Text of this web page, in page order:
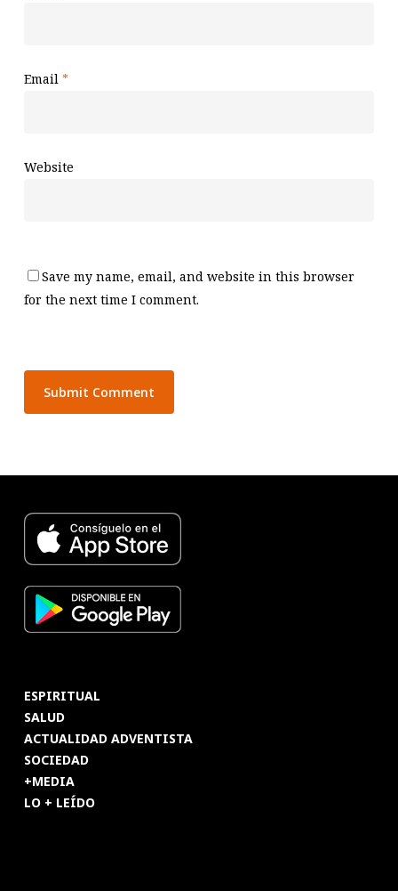
Email *
Website
Save my name, email, and website in this browser
for the next time I comment.
ESPIRITUAL
SALUD
ACTUALIDAD ADVENTISTA
SOCIEDAD
+MEDIA
LO + LEÍDO